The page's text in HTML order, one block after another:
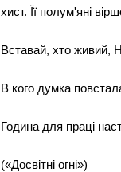
хист. Її полум'яні
Вставай, хто живий,
В кого думка
Година для праці
(«Досвітні огні»)